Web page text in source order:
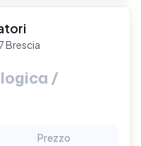
Brescia
/
Prezzo